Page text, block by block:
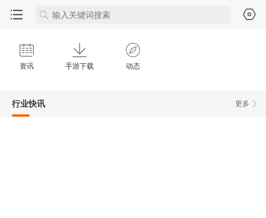
资讯 手游下载 动态
更多
行业快讯